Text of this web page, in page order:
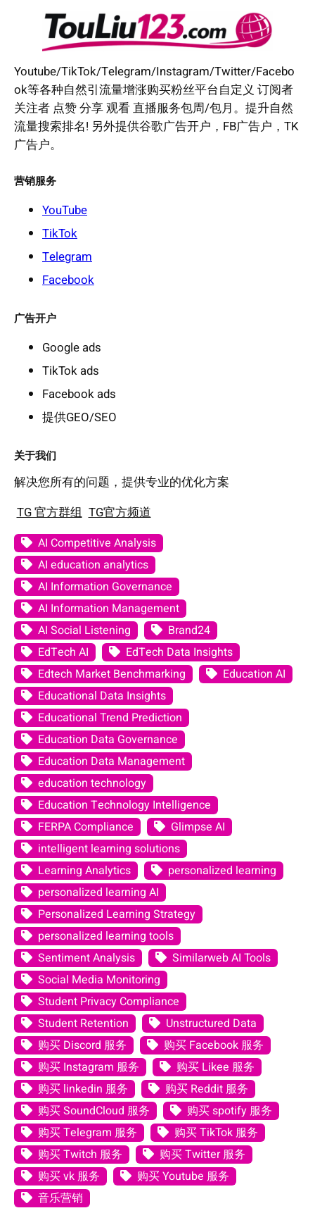
Youtube/TikTok/Telegram/Instagram/Twitter/Facebo
ok等各种自然引流量增涨购买粉丝平台自定义 订阅者
关注者 点赞 分享 观看 直播服务包周/包月。提升自然
流量搜索排名! 另外提供谷歌广告开户，FB广告户，TK
广告户。
营销服务
YouTube
TikTok
Telegram
Facebook
广告开户
Google ads
TikTok ads
Facebook ads
提供GEO/SEO
关于我们
解决您所有的问题，提供专业的优化方案
TG 官方群组 TG官方频道
AI Competitive Analysis
AI education analytics
AI Information Governance
AI Information Management
AI Social Listening
Brand24
EdTech AI
EdTech Data Insights
Edtech Market Benchmarking
Education AI
Educational Data Insights
Educational Trend Prediction
Education Data Governance
Education Data Management
education technology
Education Technology Intelligence
FERPA Compliance
Glimpse AI
intelligent learning solutions
Learning Analytics
personalized learning
personalized learning AI
Personalized Learning Strategy
personalized learning tools
Sentiment Analysis
Similarweb AI Tools
Social Media Monitoring
Student Privacy Compliance
Student Retention
Unstructured Data
购买 Discord 服务
购买 Facebook 服务
购买 Instagram 服务
购买 Likee 服务
购买 linkedin 服务
购买 Reddit 服务
购买 SoundCloud 服务
购买 spotify 服务
购买 Telegram 服务
购买 TikTok 服务
购买 Twitch 服务
购买 Twitter 服务
购买 vk 服务
购买 Youtube 服务
音乐营销